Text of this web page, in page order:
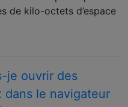
de kilo-octets d’espace
je ouvrir des
dans le navigateur